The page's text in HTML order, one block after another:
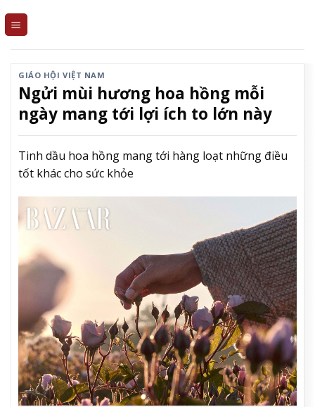
GIÁO HỘI VIỆT NAM
Ngửi mùi hương hoa hồng mỗi
ngày mang tới lợi ích to lớn này
Tinh dầu hoa hồng mang tới hàng loạt những điều
tốt khác cho sức khỏe